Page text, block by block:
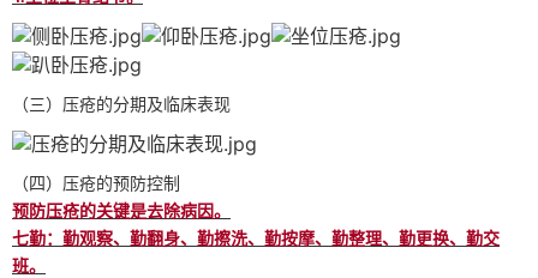
（三）压疮的分期及临床表现
（四）压疮的预防控制
预防压疮的关键是去除病因。
七勤：勤观察、勤翻身、勤擦洗、勤按摩、勤整理、勤更换、勤交
班。